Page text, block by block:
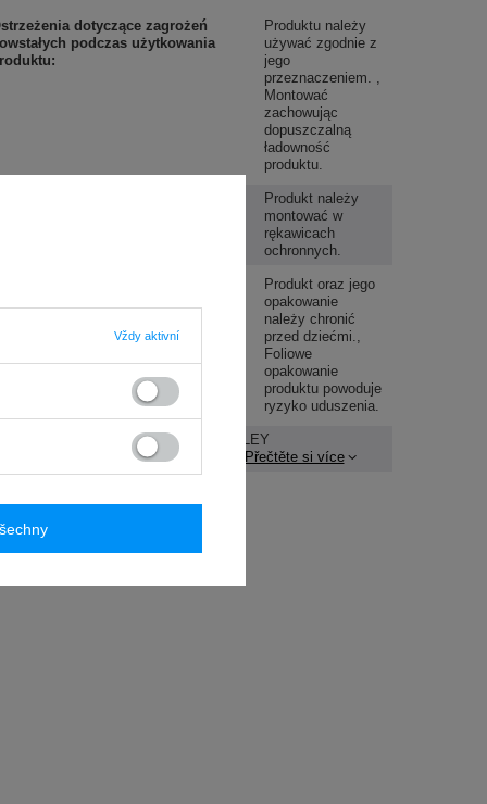
dotyczące zagrożeń
podczas użytkowania
Produktu należy
używać zgodnie z
jego
przeznaczeniem.
Montować
zachowując
dopuszczalną
ładowność
produktu.
Produkt należy
montować w
rękawicach
ochronnych.
Produkt oraz jego
opakowanie
należy chronić
przed dziećmi.
Foliowe
opakowanie
produktu powoduje
ryzyko uduszenia.
odpovědný za tento
STANLEY
Přečtěte si více
Vždy aktivní